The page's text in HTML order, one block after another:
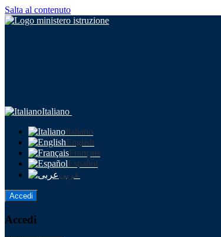
Salta al contenuto
Italiano
Italiano
English
Français
Español
عربى
Accedi
Accedi